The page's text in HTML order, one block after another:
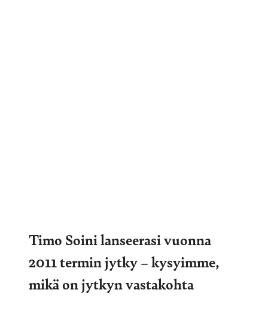
Timo Soini lanseerasi vuonna
2011 termin jytky – kysyimme,
mikä on jytkyn vastakohta